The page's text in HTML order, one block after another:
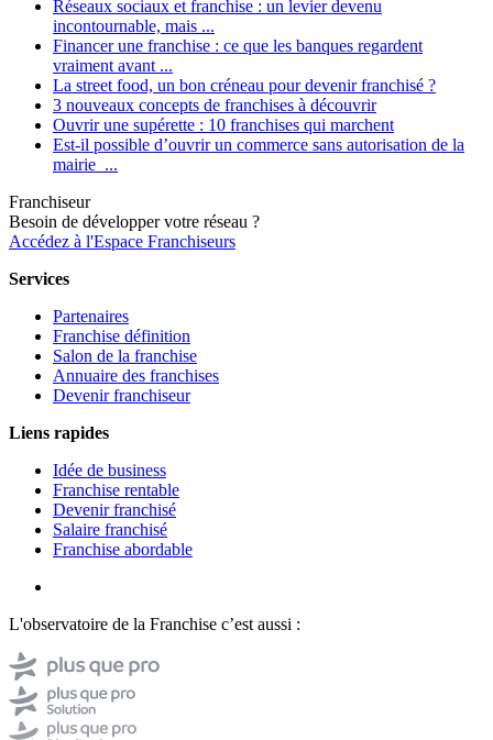
Réseaux sociaux et franchise : un levier devenu
incontournable, mais ...
Financer une franchise : ce que les banques regardent
vraiment avant ...
La street food, un bon créneau pour devenir franchisé ?
3 nouveaux concepts de franchises à découvrir
Ouvrir une supérette : 10 franchises qui marchent
Est-il possible d’ouvrir un commerce sans autorisation de la
mairie ...
Franchiseur
Besoin de développer votre réseau ?
Accédez à l'Espace Franchiseurs
Services
Partenaires
Franchise définition
Salon de la franchise
Annuaire des franchises
Devenir franchiseur
Liens rapides
Idée de business
Franchise rentable
Devenir franchisé
Salaire franchisé
Franchise abordable
L'observatoire de la Franchise c’est aussi :